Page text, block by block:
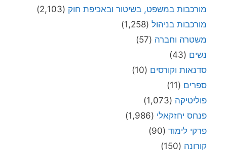
מורכבות במשפט, בשיטור ובאכיפת חוק (2,103)
מורכבות בניהול (1,258)
משטרה וחברה (57)
נשים (43)
סדנאות וקורסים (10)
ספרים (11)
פוליטיקה (1,073)
פנחס יחזקאלי (1,986)
פרקי לימוד (90)
קורונה (150)